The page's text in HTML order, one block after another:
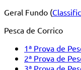
Geral Fundo (
Pesca de Corrico
1ª Prova de
2ª Prova de